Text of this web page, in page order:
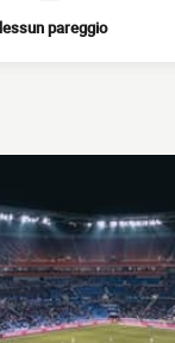
pareggio